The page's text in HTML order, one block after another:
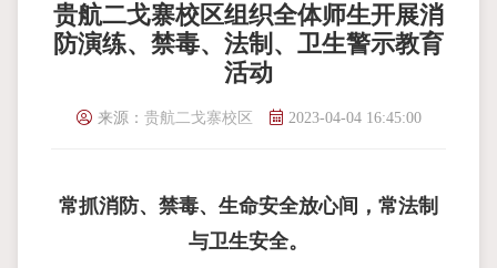
贵航二戈寨校区组织全体师生开展消
防演练、禁毒、法制、卫生警示教育
活动
来源： 贵航二戈寨校区 2023-04-04 16:45:00
常抓消防、禁毒、生命安全放心间，常法制
与卫生安全。